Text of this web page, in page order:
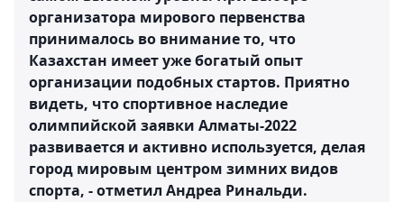
организатора мирового первенства
принималось во внимание то, что
Казахстан имеет уже богатый опыт
организации подобных стартов. Приятно
видеть, что спортивное наследие
олимпийской заявки Алматы-2022
развивается и активно используется, делая
город мировым центром зимних видов
спорта, - отметил Андреа Ринальди.